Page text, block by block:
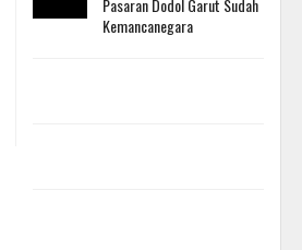
Pasaran Dodol Garut Sudah
Kemancanegara